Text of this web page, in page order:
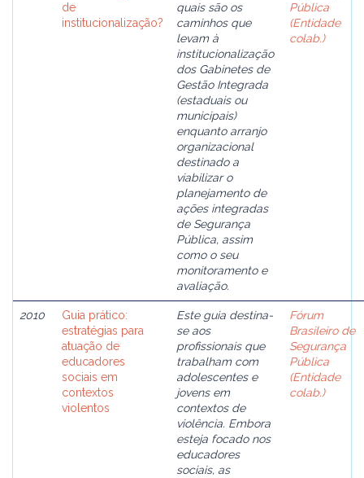
de
institucionalização?
quais são os
caminhos que
levam à
institucionalização
dos Gabinetes de
Gestão Integrada
(estaduais ou
municipais)
enquanto arranjo
organizacional
destinado a
viabilizar o
planejamento de
ações integradas
de Segurança
Pública, assim
como o seu
monitoramento e
avaliação.
Pública
(Entidade
colab.)
2010
Guia prático:
estratégias para
atuação de
educadores
sociais em
contextos
violentos
Este guia destina-
se aos
profissionais que
trabalham com
adolescentes e
jovens em
contextos de
violência. Embora
esteja focado nos
educadores
sociais, as
Fórum
Brasileiro de
Segurança
Pública
(Entidade
colab.)